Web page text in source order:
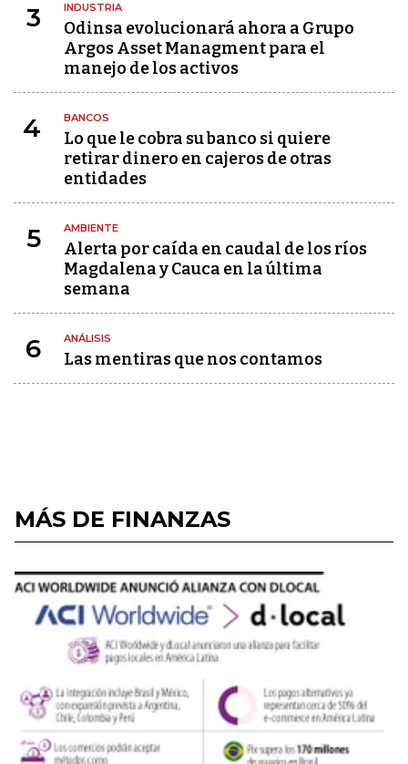
3 INDUSTRIA
Odinsa evolucionará ahora a Grupo
Argos Asset Managment para el
manejo de los activos
4 BANCOS
Lo que le cobra su banco si quiere
retirar dinero en cajeros de otras
entidades
5 AMBIENTE
Alerta por caída en caudal de los ríos
Magdalena y Cauca en la última
semana
6 ANÁLISIS
Las mentiras que nos contamos
MÁS DE FINANZAS